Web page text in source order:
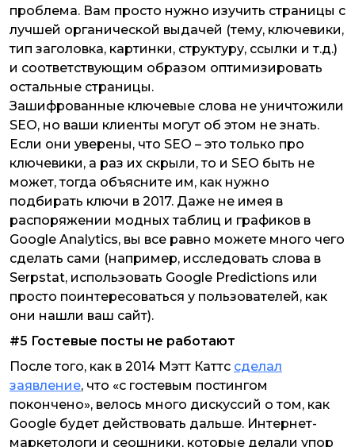
проблема. Вам просто нужно изучить страницы с
лучшей органической выдачей (тему, ключевики,
тип заголовка, картинки, структуру, ссылки и т.д.)
и соответствующим образом оптимизировать
остальные страницы.
Зашифрованные ключевые слова не уничтожили
SEO, но ваши клиенты могут об этом не знать.
Если они уверены, что SEO – это только про
ключевики, а раз их скрыли, то и SEO быть не
может, тогда объясните им, как нужно
подбирать ключи в 2017. Даже не имея в
распоряжении модных таблиц и графиков в
Google Analytics, вы все равно можете много чего
сделать сами (например, исследовать слова в
Serpstat, использовать Google Predictions или
просто поинтересоваться у пользователей, как
они нашли ваш сайт).
#5 Гостевые посты не работают
После того, как в 2014 Мэтт Каттс сделал
заявление, что «с гостевым постингом
покончено», велось много дискуссий о том, как
Google будет действовать дальше. Интернет-
маркетологи и сеошники, которые делали упор